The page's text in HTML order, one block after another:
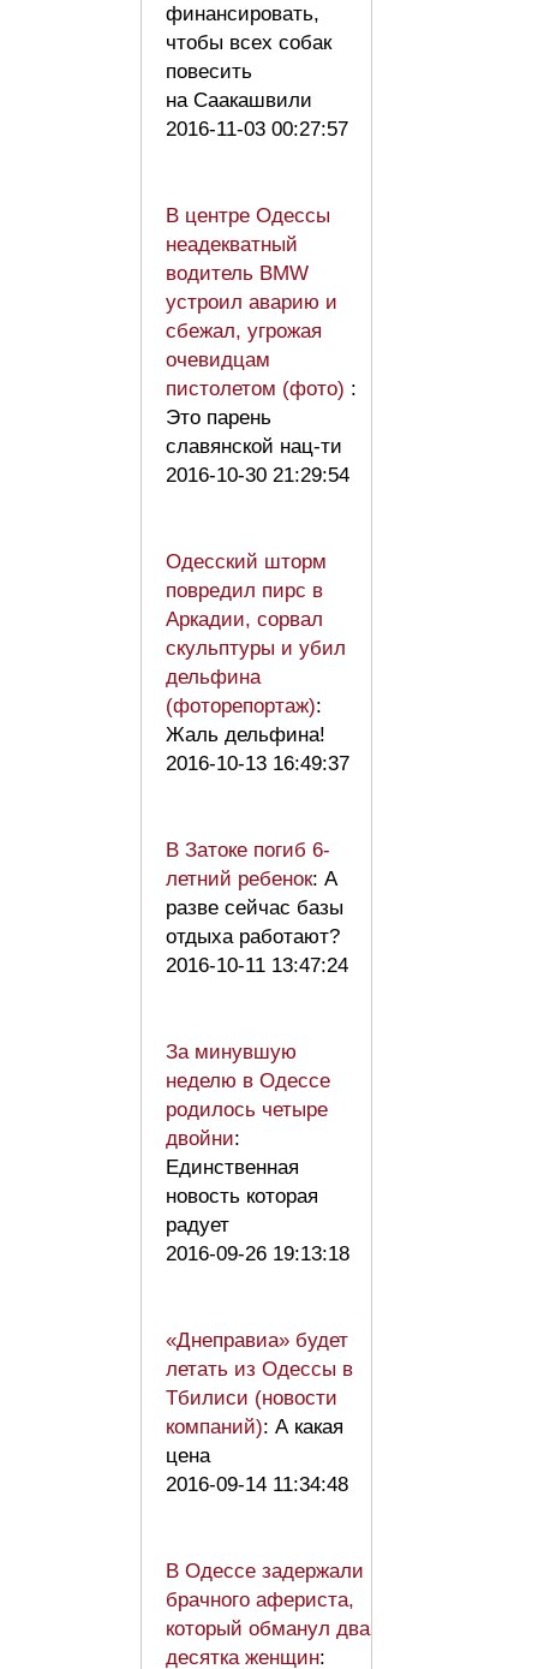
финансировать,
чтобы всех собак
повесить
на Саакашвили
2016-11-03 00:27:57
В центре Одессы
неадекватный
водитель BMW
устроил аварию и
сбежал, угрожая
очевидцам
пистолетом (фото) :
Это парень
славянской нац-ти
2016-10-30 21:29:54
Одесский шторм
повредил пирс в
Аркадии, сорвал
скульптуры и убил
дельфина
(фоторепортаж):
Жаль дельфина!
2016-10-13 16:49:37
В Затоке погиб 6-
летний ребенок: А
разве сейчас базы
отдыха работают?
2016-10-11 13:47:24
За минувшую
неделю в Одессе
родилось четыре
двойни:
Единственная
новость которая
радует
2016-09-26 19:13:18
«Днеправиа» будет
летать из Одессы в
Тбилиси (новости
компаний): А какая
цена
2016-09-14 11:34:48
В Одессе задержали
брачного афериста,
который обманул два
десятка женщин: